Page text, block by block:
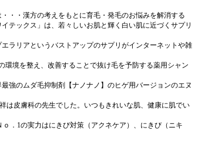
・・・漢方の考えをもとに育毛・発毛のお悩みを解消する
イテックス」は、若々しいお肌と輝く白い肌に近づくサプリ
エラリアというバストアップのサプリがインターネットや雑
環境を整え、改善することで抜け毛を予防する薬用シャン
最強のムダ毛抑制剤【ナノナノ】のヒゲ用バージョンのエヌ
は皮膚科の先生でした。いつもきれいな肌、健康に肌でい
ｏ．1の実力はにきび対策（アクネケア）、にきび（ニキ